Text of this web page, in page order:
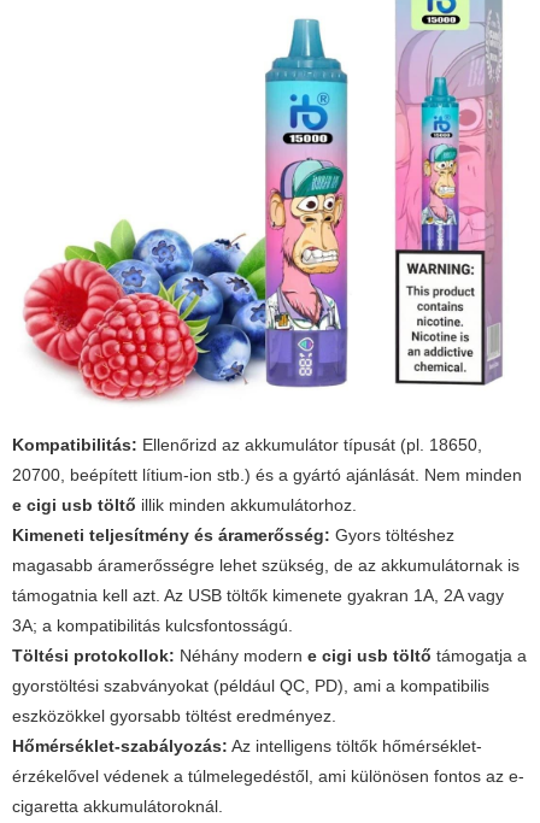
Kompatibilitás: Ellenőrizd az akkumulátor típusát (pl. 18650,
20700, beépített lítium-ion stb.) és a gyártó ajánlását. Nem minden
e cigi usb töltő illik minden akkumulátorhoz.
Kimeneti teljesítmény és áramerősség: Gyors töltéshez
magasabb áramerősségre lehet szükség, de az akkumulátornak is
támogatnia kell azt. Az USB töltők kimenete gyakran 1A, 2A vagy
3A; a kompatibilitás kulcsfontosságú.
Töltési protokollok: Néhány modern e cigi usb töltő támogatja a
gyorstöltési szabványokat (például QC, PD), ami a kompatibilis
eszközökkel gyorsabb töltést eredményez.
Hőmérséklet-szabályozás: Az intelligens töltők hőmérséklet-
érzékelővel védenek a túlmelegedéstől, ami különösen fontos az e-
cigaretta akkumulátoroknál.